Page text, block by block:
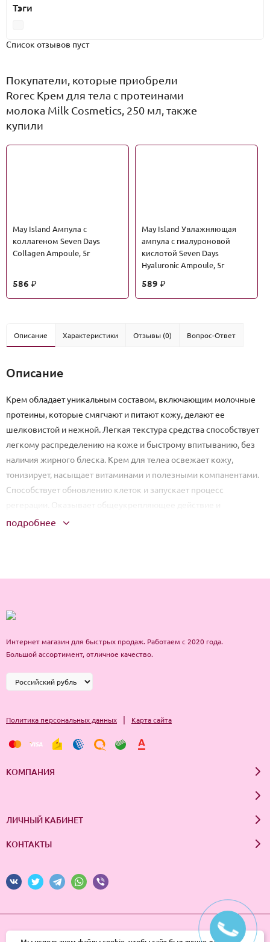
Тэги
Список отзывов пуст
Покупатели, которые приобрели
Rorec Крем для тела с протеинами
молока Milk Cosmetics, 250 мл, также
купили
May Island Ампула с
коллагеном Seven Days
Collagen Ampoule, 5г
586 ₽
May Island Увлажняющая
ампула с гиалуроновой
кислотой Seven Days
Hyaluronic Ampoule, 5г
589 ₽
Описание Характеристики Отзывы (0) Вопрос-Ответ
Описание
Крем обладает уникальным составом, включающим молочные
протеины, которые смягчают и питают кожу, делают ее
шелковистой и нежной. Легкая текстура средства способствует
легкому распределению на коже и быстрому впитыванию, без
наличия жирного блеска. Крем для телеа освежает кожу,
тонизирует, насыщает витаминами и полезными компанентами.
Способствует обновлению клеток и запускает процесс
регерации. Оказывает общеукрепляющее действие и
увеличивает защитную функцию кожи. Благодаря молочным и
поддержанию молодости и красоты эпителия. Крем можно
Способ применения: На предварительно очищенную кожу,
нанести массажными движения.
подробнее
Интернет магазин для быстрых продаж. Работаем с 2020 года.
Большой ассортимент, отличное качество.
Политика персональных данных | Карта сайта
КОМПАНИЯ
ЛИЧНЫЙ КАБИНЕТ
КОНТАКТЫ
© 2026 InSale. Все права защищены